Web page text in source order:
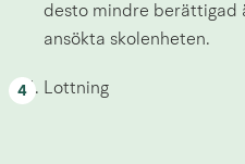
desto mindre berättigad
ansökta skolenheten.
Lottning